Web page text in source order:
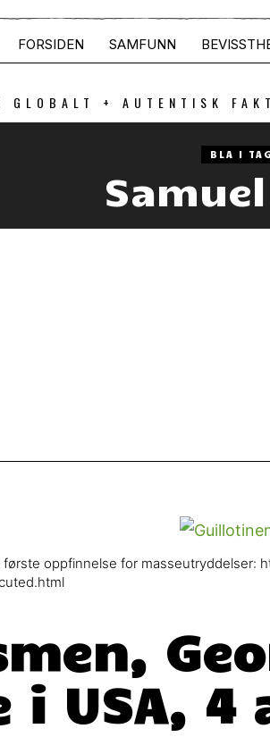
FORSIDEN SAMFUNN
GLOBALT + AUTENTISK
BLA I
oppfinnelse for
USA, 4